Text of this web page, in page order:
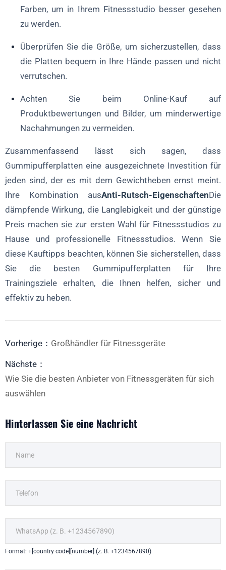
Farben, um in Ihrem Fitnessstudio besser gesehen
zu werden.
Überprüfen Sie die Größe, um sicherzustellen, dass
die Platten bequem in Ihre Hände passen und nicht
verrutschen.
Achten Sie beim Online-Kauf auf
Produktbewertungen und Bilder, um minderwertige
Nachahmungen zu vermeiden.
Zusammenfassend lässt sich sagen, dass
Gummipufferplatten eine ausgezeichnete Investition für
jeden sind, der es mit dem Gewichtheben ernst meint.
Ihre Kombination ausAnti-Rutsch-EigenschaftenDie
dämpfende Wirkung, die Langlebigkeit und der günstige
Preis machen sie zur ersten Wahl für Fitnessstudios zu
Hause und professionelle Fitnessstudios. Wenn Sie
diese Kauftipps beachten, können Sie sicherstellen, dass
Sie die besten Gummipufferplatten für Ihre
Trainingsziele erhalten, die Ihnen helfen, sicher und
effektiv zu heben.
Vorherige： Großhändler für Fitnessgeräte
Nächste：
Wie Sie die besten Anbieter von Fitnessgeräten für sich
auswählen
Hinterlassen Sie eine Nachricht
Format: +[country code][number] (z. B. +1234567890)